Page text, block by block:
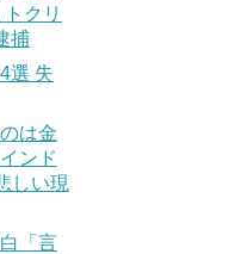
クリ
捕
選 失
は金
ンド
しい現
「言